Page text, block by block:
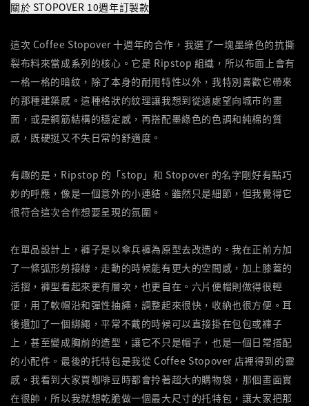
關於 STOPOVER 10週年訂製款
這次 Coffee Stopover 十週年的合作，我選了一塊墨綠色的抗撕
裂布料來當成系列的核心。它是 Ripstop 組織，所以布面上會有
一格一格的暗紋，除了本身的耐用特性以外，我特別喜歡它帶來
的那種建築感。這種格狀的紋理讓我想到從遠處望向城市的畫
面，或是鋼筋結構的穩定感，再搭配墨綠色的色調和純棉的質
感，既硬挺又不失日常的舒適度。
有趣的是，Ripstop 的「stop」和 Stopover 的名字剛好有點巧
妙的呼應，像是一個意外的小連結。雖然只是細節，但我覺得它
很符合這次合作想要呈現的氛圍。
在單品設計上，褲子是以傘兵褲為原型去改造的。我在正前方加
了一條弧形剪接線，走動的時候能有更大的空間感，加上膝蓋的
活摺，褲型看起來更有層次，也更自在。六片便帽則做得很輕
便，用了軟帽沿和彈性抽繩，調整起來很快，收納也很方便。耳
後還加了一個綁繩，平常不戴的時候可以直接掛在包包或褲子
上，甚至變成胸前的造型，讓它不只是帽子，也是一個日常搭配
的小配件。最後的托特包是我從 Coffee Stopover 店裡得到的靈
感。我看到大家買咖啡豆時都會拎著超大的購物袋，那個畫面實
在很帥，所以我就想乾脆做一個最大尺寸的托特包，讓大家把那